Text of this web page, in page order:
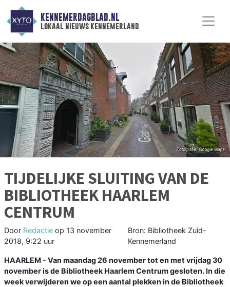
KENNEMERDAGBLAD.NL
lokaal nieuws kennemerland
TIJDELIJKE SLUITING VAN DE
BIBLIOTHEEK HAARLEM
CENTRUM
Door Redactie op 13 november
2018, 9:22 uur
Bron: Bibliotheek Zuid-
Kennemerland
HAARLEM - Van maandag 26 november tot en met vrijdag 30
november is de Bibliotheek Haarlem Centrum gesloten. In die
week verwijderen we op een aantal plekken in de Bibliotheek